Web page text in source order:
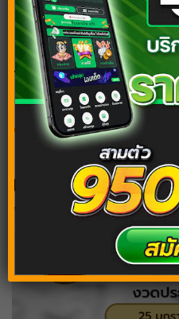
Tags: ฝันว่าตัด
บทความต้องอ่